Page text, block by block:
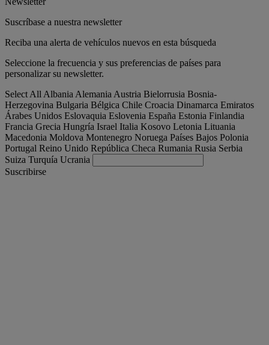
Suscríbase a nuestra newsletter
Reciba una alerta de vehículos nuevos en esta búsqueda
Seleccione la frecuencia y sus preferencias de países para
personalizar su newsletter.
Select AllAlbaniaAlemaniaAustria Bielorrusia Bosnia-
Herzegovina Bulgaria Bélgica Chile Croacia Dinamarca Emiratos
Árabes Unidos Eslovaquia Eslovenia España Estonia Finlandia
Francia Grecia Hungría Israel Italia Kosovo Letonia Lituania
Macedonia Moldova Montenegro Noruega Países Bajos Polonia
Portugal Reino Unido República Checa Rumania Rusia Serbia
Suiza Turquía Ucrania
Suscribirse